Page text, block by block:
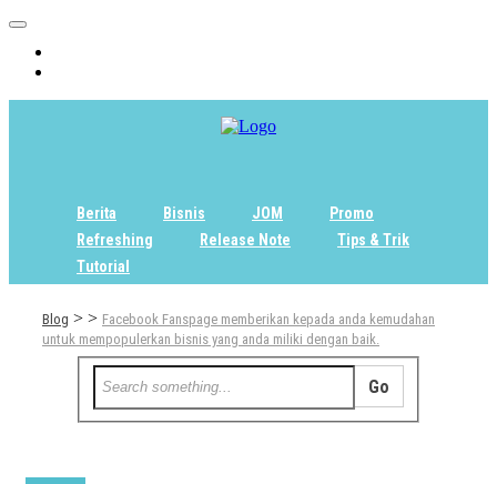
Berita Bisnis JOM
Promo
Refreshing
Release Note
Tips & Trik
Tutorial
Blog > > Facebook Fanspage memberikan kepada anda kemudahan
untuk mempopulerkan bisnis yang anda miliki dengan baik.